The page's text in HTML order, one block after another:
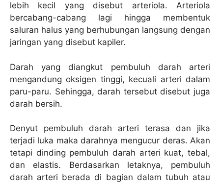
lebih kecil yang disebut arteriola. Arteriola
bercabang-cabang lagi hingga membentuk
saluran halus yang berhubungan langsung dengan
jaringan yang disebut kapiler.
Darah yang diangkut pembuluh darah arteri
mengandung oksigen tinggi, kecuali arteri dalam
paru-paru. Sehingga, darah tersebut disebut juga
darah bersih.
Denyut pembuluh darah arteri terasa dan jika
terjadi luka maka darahnya mengucur deras. Akan
tetapi dinding pembuluh darah arteri kuat, tebal,
dan elastis. Berdasarkan letaknya, pembuluh
darah arteri berada di bagian dalam tubuh atau